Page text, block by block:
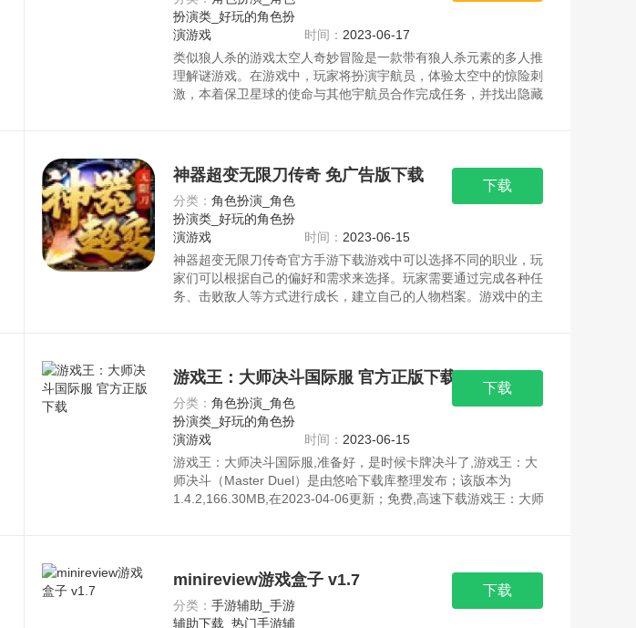
扮演类_好玩的角色扮
演游戏
时间： 2023-06-17
类似狼人杀的游戏太空人奇妙冒险是一款带有狼人杀元素的多人推
理解谜游戏。在游戏中，玩家将扮演宇航员，体验太空中的惊险刺
激，本着保卫星球的使命与其他宇航员合作完成任务，并找出隐藏
神器超变无限刀传奇 免广告版下载
分类： 角色扮演_角色
扮演类_好玩的角色扮
演游戏
时间： 2023-06-15
神器超变无限刀传奇官方手游下载游戏中可以选择不同的职业，玩
家们可以根据自己的偏好和需求来选择。玩家需要通过完成各种任
务、击败敌人等方式进行成长，建立自己的人物档案。游戏中的主
下载
游戏王：大师决斗国际服 官方正版下载
分类： 角色扮演_角色
扮演类_好玩的角色扮
演游戏
时间： 2023-06-15
游戏王：大师决斗国际服,准备好，是时候卡牌决斗了,游戏王：大
师决斗（Master Duel）是由悠哈下载库整理发布；该版本为
1.4.2,166.30MB,在2023-04-06更新；免费,高速下载游戏王：大师
下载
minireview游戏盒子 v1.7
分类： 手游辅助_手游
辅助下载_热门手游辅
下载